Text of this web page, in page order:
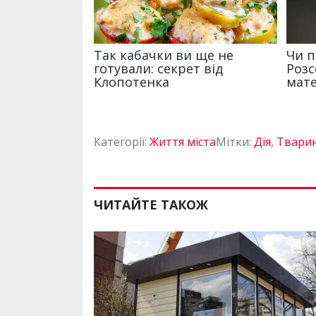
Категорії: Життя містаМітки: Дія,
ЧИТАЙТЕ ТАКОЖ